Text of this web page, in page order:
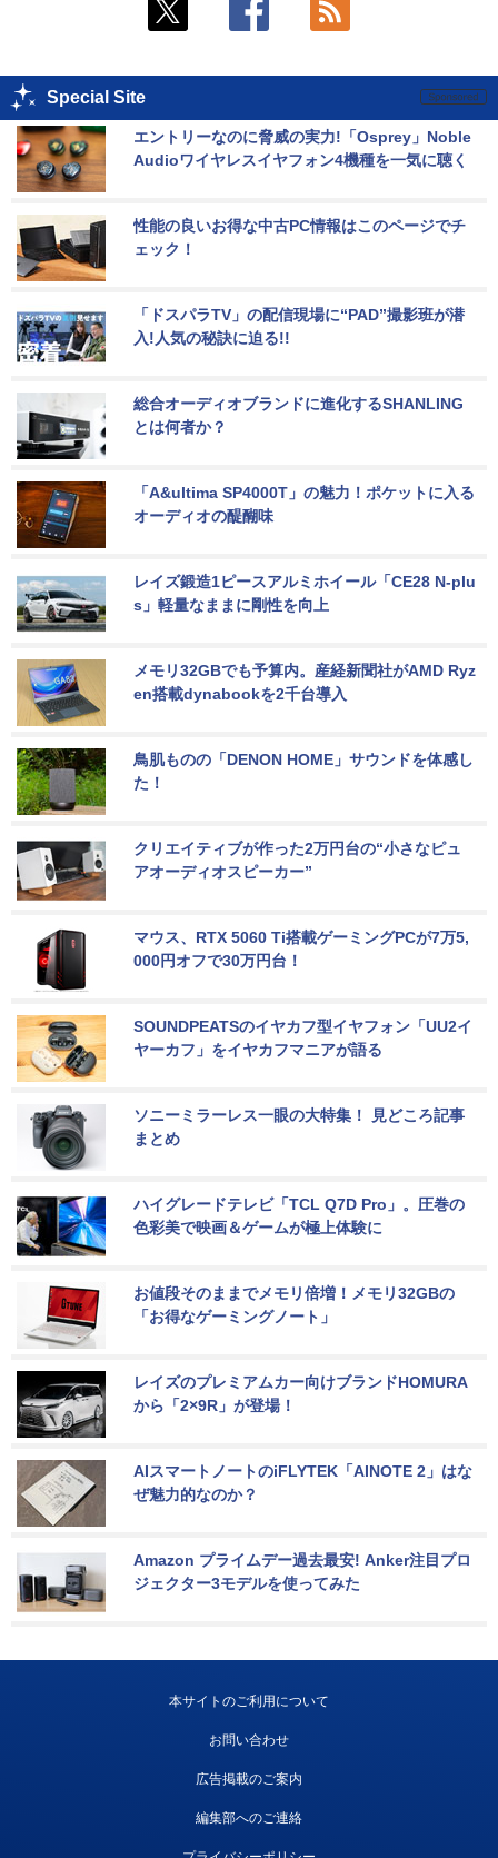
Special Site
エントリーなのに脅威の実力!「Osprey」Noble
Audioワイヤレスイヤフォン4機種を一気に聴く
性能の良いお得な中古PC情報はこのページでチ
ェック！
「ドスパラTV」の配信現場に“PAD”撮影班が潜
入!人気の秘訣に迫る!!
総合オーディオブランドに進化するSHANLING
とは何者か？
「A&ultima SP4000T」の魅力！ポケットに入る
オーディオの醍醐味
レイズ鍛造1ピースアルミホイール「CE28 N-plu
s」軽量なままに剛性を向上
メモリ32GBでも予算内。産経新聞社がAMD Ryz
en搭載dynabookを2千台導入
鳥肌ものの「DENON HOME」サウンドを体感し
た！
クリエイティブが作った2万円台の“小さなピュ
アオーディオスピーカー”
マウス、RTX 5060 Ti搭載ゲーミングPCが7万5,
000円オフで30万円台！
SOUNDPEATSのイヤカフ型イヤフォン「UU2イ
ヤーカフ」をイヤカフマニアが語る
ソニーミラーレス一眼の大特集！ 見どころ記事
まとめ
ハイグレードテレビ「TCL Q7D Pro」。圧巻の
色彩美で映画＆ゲームが極上体験に
お値段そのままでメモリ倍増！メモリ32GBの
「お得なゲーミングノート」
レイズのプレミアムカー向けブランドHOMURA
から「2×9R」が登場！
AIスマートノートのiFLYTEK「AINOTE 2」はな
ぜ魅力的なのか？
Amazon プライムデー過去最安! Anker注目プロ
ジェクター3モデルを使ってみた
本サイトのご利用について
お問い合わせ
広告掲載のご案内
編集部へのご連絡